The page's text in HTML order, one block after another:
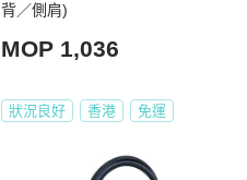
背／側肩)
MOP 1,036
狀況良好 香港 免運